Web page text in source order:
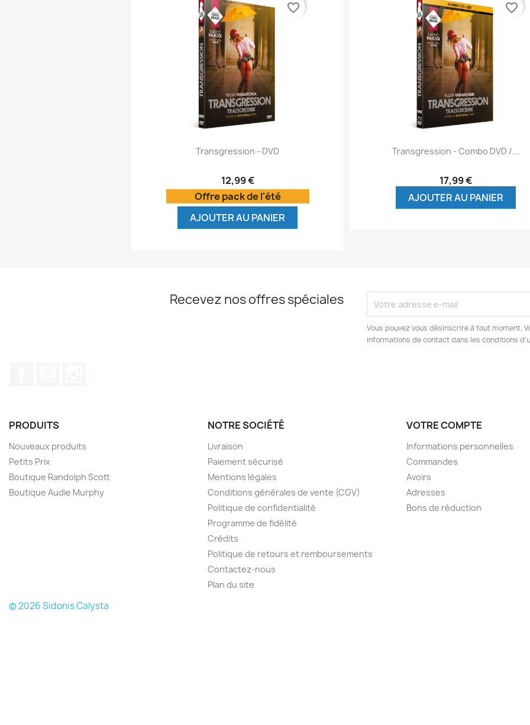
Aperçu rapide
Transgression - DVD
12,99 €
Offre pack de l'été
AJOUTER AU PANIER
favorite_border
Aperçu rapide
Transgression - Combo DVD /...
17,99 €
AJOUTER AU PANIER
favorite_border
Recevez nos offres spéciales
Vous pouvez vous désinscrire à tout moment.
informations de contact dans les conditions
PRODUITS
Nouveaux produits
Petits Prix
Boutique Randolph Scott
Boutique Audie Murphy
NOTRE SOCIÉTÉ
Livraison
Paiement sécurisé
Mentions légales
Conditions générales de vente (CGV)
Politique de confidentialité
Programme de fidélité
Crédits
Politique de retours et remboursements
Contactez-nous
Plan du site
VOTRE COMPTE
Informations personnelles
Commandes
Avoirs
Adresses
Bons de réduction
© 2026 Sidonis Calysta